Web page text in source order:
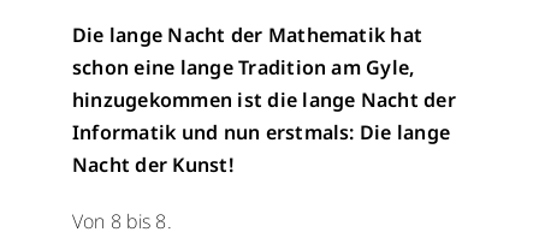
Kalender
WebUntis WebUntis
Die lange Nacht der Mathematik hat
schon eine lange Tradition am Gyle,
hinzugekommen ist die lange Nacht der
Informatik und nun erstmals: Die lange
Nacht der Kunst!
Von 8 bis 8.